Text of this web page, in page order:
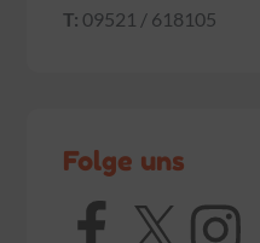
T: 09521 / 618105
Folge uns
Facebook
X Instagram